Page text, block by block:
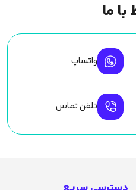
با ما
واتساپ
تلفن تماس